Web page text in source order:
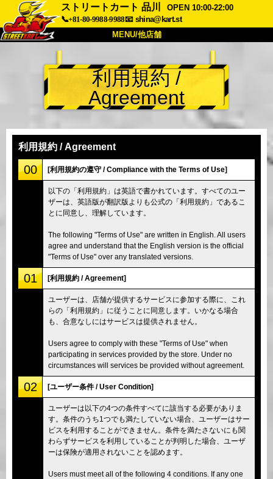
ストリートカート 品川
OPEN 10:00-22:00
📞+81-80-9988-9988📧 shina@kart.st
MENU/他店舗
概要 車両 価格
アクセス 評価 FAQ
東京 品川
東京 渋谷アネックス 東京ベイ
沖縄
利用規約 /
Agreement
利用規約 / Agreement
00 [利用規約の遵守 / Compliance with the Terms of Use]
以下の「利用規約」は英語で書かれています。すべてのユー
ザーは、英語版が翻訳版よりも公式の「利用規約」であるこ
とに同意し、理解しています。
The following "Terms of Use" are written in English. All users
agree and understand that the English version is the official
"Terms of Use" over any translated versions.
01 [利用規約 / Agreement]
ユーザーは、店舗が提供するサービスに参加する際に、これ
らの「利用規約」に従うことに同意します。いかなる場合
も、合意なしにはサービスは提供されません。
Users agree to comply with these "Terms of Use" when
participating in services provided by the store. Under no
circumstances will services be provided without agreement.
02 [ユーザー条件 / User Condition]
ユーザーは以下の4つの条件すべてに該当する必要がありま
す。条件のうち1つでも満たしていない場合、ユーザーはサー
ビスを利用することができません。条件を満たさないにも関
わらずサービスを利用していることが判明した場合、ユーザ
ーは保険が適用されないことを認めます。
Users must meet all of the following 4 conditions. If any one